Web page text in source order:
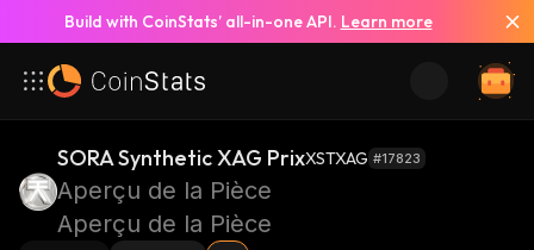
Build with CoinStats’ all-in-one API. Learn more
SORA Synthetic XAG PrixXSTXAG #17823
Aperçu de la Pièce
Aperçu de la Pièce